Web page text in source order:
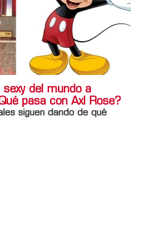
del mundo a
pasa con Axl Rose?
siguen dando de qué